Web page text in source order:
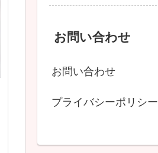
お問い合わせ
お問い合わせ
プライバシーポリシー